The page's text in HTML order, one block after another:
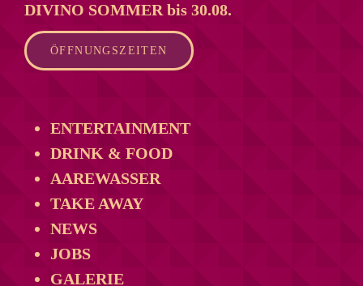
DIVINO SOMMER bis 30.08.
ÖFFNUNGSZEITEN
ENTERTAINMENT
DRINK & FOOD
AAREWASSER
TAKE AWAY
NEWS
JOBS
GALERIE